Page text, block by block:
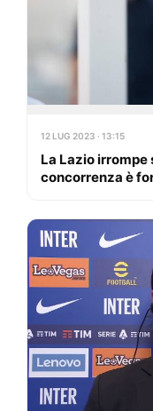
12 LUG 2023 · 13:15
La Lazio irrompe
concorrenza è